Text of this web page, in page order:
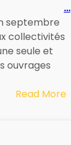
…
septembre
collectivités
seule et
ouvrages
Read More: